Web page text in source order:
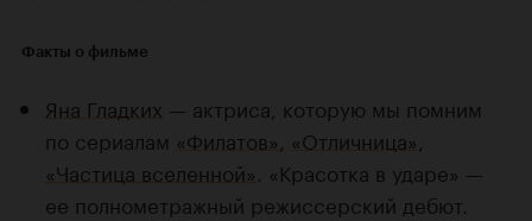
Факты о фильме
Яна Гладких — актриса, которую мы помним
по сериалам «Филатов», «Отличница»,
«Частица вселенной». «Красотка в ударе» —
ее полнометражный режиссерский дебют.